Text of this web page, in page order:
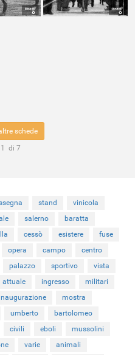
schede
1 di 7
stand
vinicola
salerno
baratta
cessò esistere
fuse
opera campo
centro
palazzo sportivo
vista
attuale ingresso
militari
inaugurazione
mostra
umberto
bartolomeo
civili eboli
mussolini
varie animali